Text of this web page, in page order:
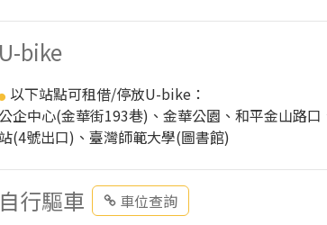
U-bike
以下站點可租借/停放U-bike：
公企中心(金華街193巷)、金華公園、和平金山路
(4號出口)、臺灣師範大學(圖書館)
自行驅車
車位查詢